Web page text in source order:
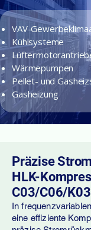
VAV-
Kühlsysteme
Wärmepumpen
Pellet- und
Gasheizung
Präzise
HLK-
C03/C06/K03
In
eine effiziente